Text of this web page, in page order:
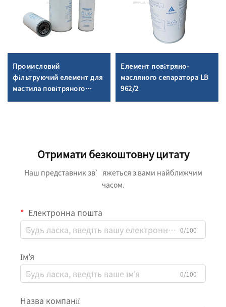
Промисловий
фільтруючий елемент для
мастила повітряного
Елемент повітряно-
масляного сепаратора LB
962/2
Отримати безкоштовну цитату
Наш представник зв’яжеться з вами найближчим
часом.
Електронна пошта
0/100
Ім'я
0/100
Назва компанії